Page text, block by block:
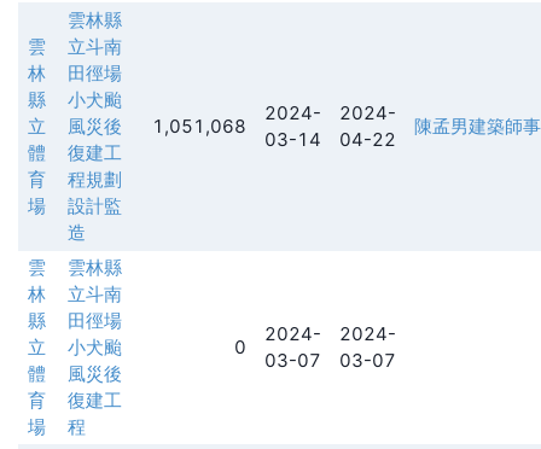
雲
林
縣
立
體
育
場
雲林縣
立斗南
田徑場
小犬颱
風災後
復建工
程規劃
設計監
造
1,051,068
2024-
03-14
2024-
04-22
陳孟男建築師
雲
林
縣
立
體
育
場
雲林縣
立斗南
田徑場
小犬颱
風災後
復建工
程
0
2024-
03-07
2024-
03-07